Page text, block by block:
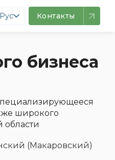
Рус Контакты
бизнеса
широкого
области
(Макаровский)